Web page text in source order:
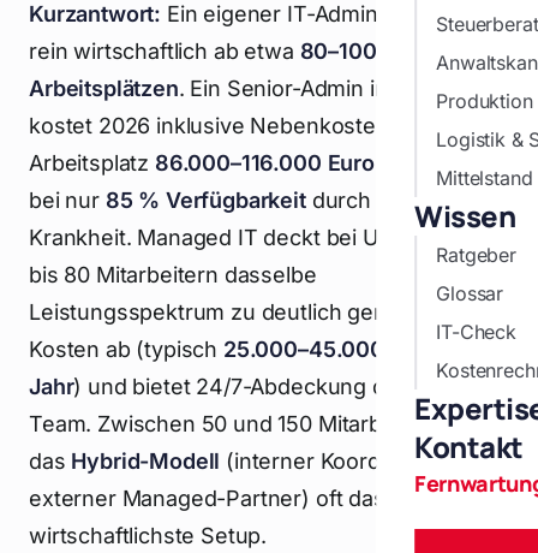
Produktion
Logistik &
Mittelstand
Wissen
Ratgeber
Glossar
IT-Check
Kontakt
Kurzantwort: Ein eigener IT-Admin lohnt sich
rein wirtschaftlich ab etwa 80–100
Arbeitsplätzen. Ein Senior-Admin in NRW
kostet 2026 inklusive Nebenkosten und
Arbeitsplatz 86.000–116.000 Euro pro Jahr
bei nur 85 % Verfügbarkeitdurch Urlaub und
Krankheit. Managed IT deckt bei Unternehmen
bis 80 Mitarbeitern dasselbe
Leistungsspektrum zu deutlich geringeren
Kosten ab (typisch 25.000–45.000 Euro pro
Jahr) und bietet 24/7-Abdeckung durch ein
Team. Zwischen 50 und 150 Mitarbeitern ist
das Hybrid-Modell (interner Koordinator +
externer Managed-Partner) oft das
wirtschaftlichste Setup.